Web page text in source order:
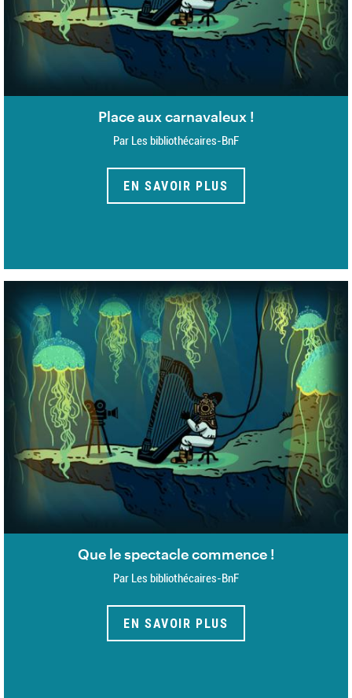
Place aux carnavaleux !
Par Les bibliothécaires-BnF
EN SAVOIR PLUS
Que le spectacle commence !
Par Les bibliothécaires-BnF
EN SAVOIR PLUS